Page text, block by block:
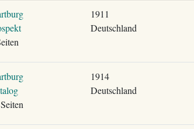
1911
Deutschland
1914
Deutschland